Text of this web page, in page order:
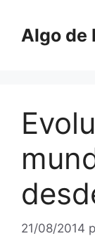
contenido
Algo de
21/08/2014